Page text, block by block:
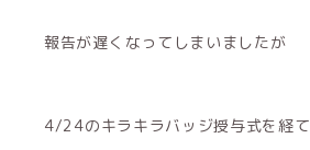
報告が遅くなってしまいましたが
4/24のキラキラバッジ授与式を経て